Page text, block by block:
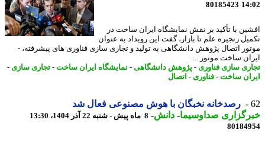
80185423
با تأکید بر نقش نمایشگاه ایران ساخت در
زنجیره علم تا بازار، گفت این رویداد به عنوان
اتصال پژوهش دانشگاهی به تولید و تجاری سازی فناوری های پیشرفته، -
ساخت موتور ...
سازی فناوری- پژوهش دانشگاهی-نمایشگاه ایران ساخت-تجاری سازی-
ساخت-فناوری- اتصال
رصدخانه نخبگان با هوش مصنوعی فعال شد
صداوسیما-دانش -8 ماه پیش - شنبه 22 آذر 1404، 13:30